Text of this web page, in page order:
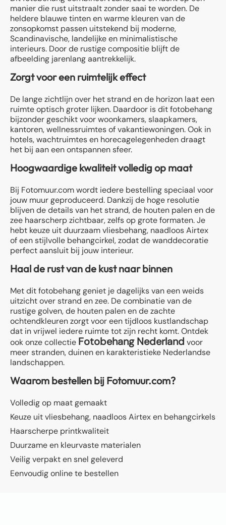
manier die rust uitstraalt zonder saai te worden. De
heldere blauwe tinten en warme kleuren van de
zonsopkomst passen uitstekend bij moderne,
Scandinavische, landelijke en minimalistische
interieurs. Door de rustige compositie blijft de
afbeelding jarenlang aantrekkelijk.
Zorgt voor een ruimtelijk effect
De lange zichtlijn over het strand en de horizon laat een
ruimte optisch groter lijken. Daardoor is dit fotobehang
bijzonder geschikt voor woonkamers, slaapkamers,
kantoren, wellnessruimtes of vakantiewoningen. Ook in
hotels, wachtruimtes en horecagelegenheden draagt
het bij aan een ontspannen sfeer.
Hoogwaardige kwaliteit volledig op maat
Bij Fotomuur.com wordt iedere bestelling speciaal voor
jouw muur geproduceerd. Dankzij de hoge resolutie
blijven de details van het strand, de houten palen en de
zee haarscherp zichtbaar, zelfs op grote formaten. Je
hebt keuze uit duurzaam vliesbehang, naadloos Airtex
of een stijlvolle behangcirkel, zodat de wanddecoratie
perfect aansluit bij jouw interieur.
Haal de rust van de kust naar binnen
Met dit fotobehang geniet je dagelijks van een weids
uitzicht over strand en zee. De combinatie van de
rustige golven, de houten palen en de zachte
ochtendkleuren zorgt voor een tijdloos kustlandschap
dat in vrijwel iedere ruimte tot zijn recht komt. Ontdek
ook onze collectie Fotobehang Nederland voor
meer stranden, duinen en karakteristieke Nederlandse
landschappen.
Waarom bestellen bij Fotomuur.com?
Volledig op maat gemaakt
Keuze uit vliesbehang, naadloos Airtex en behangcirkels
Haarscherpe printkwaliteit
Duurzame en kleurvaste materialen
Veilig verpakt en snel geleverd
Eenvoudig online te bestellen